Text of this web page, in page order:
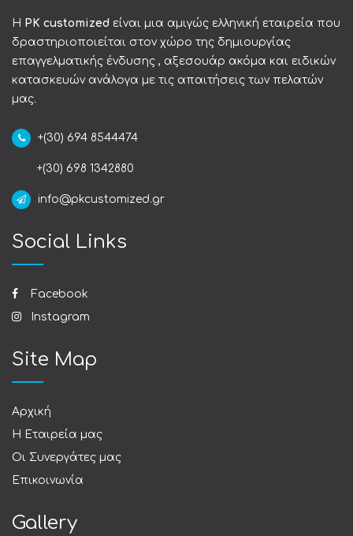
Η PK customized είναι μια αμιγώς ελληνική εταιρεία που
δραστηριοποιείται στον χώρο της δημιουργίας
επαγγελματικής ένδυσης , αξεσουάρ ακόμα και ειδικών
κατασκευών ανάλογα με τις απαιτήσεις των πελατών
μας.
+(30) 694 8544474
+(30) 698 1342880
info@pkcustomized.gr
Social Links
Facebook
Instagram
Site Map
Αρχική
Η Εταιρεία μας
Οι Συνεργάτες μας
Επικοινωνία
Gallery